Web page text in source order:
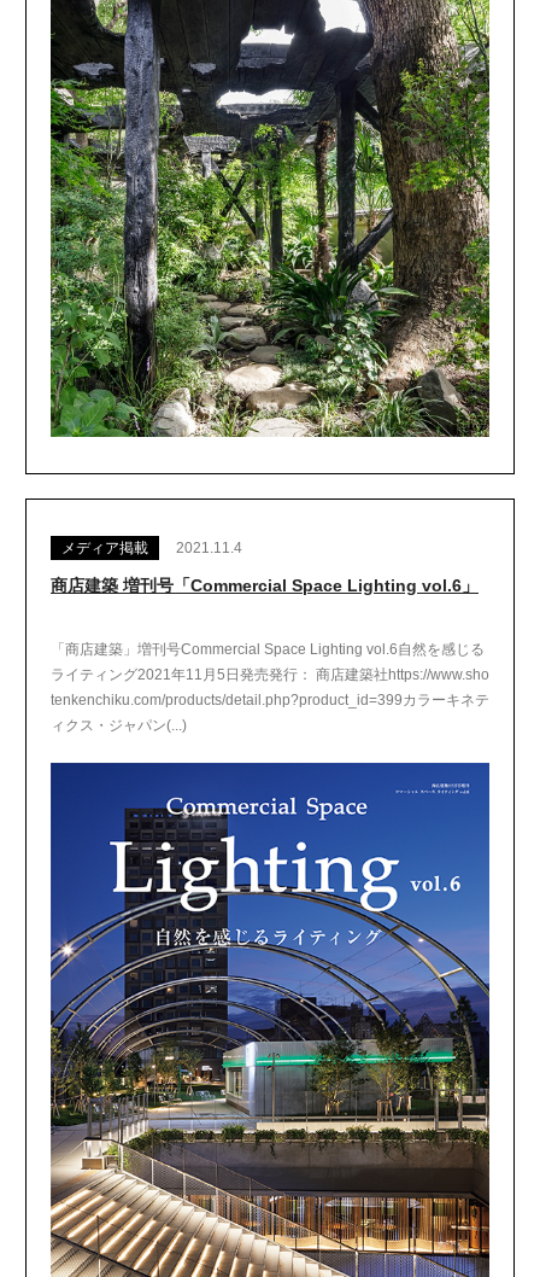
メディア掲載 2021.11.4
商店建築 増刊号「Commercial Space Lighting vol.6」
「商店建築」増刊号Commercial Space Lighting vol.6自然を感じる
ライティング2021年11月5日発売発行： 商店建築社https://www.sho
tenkenchiku.com/products/detail.php?product_id=399カラーキネテ
ィクス・ジャパン(...)